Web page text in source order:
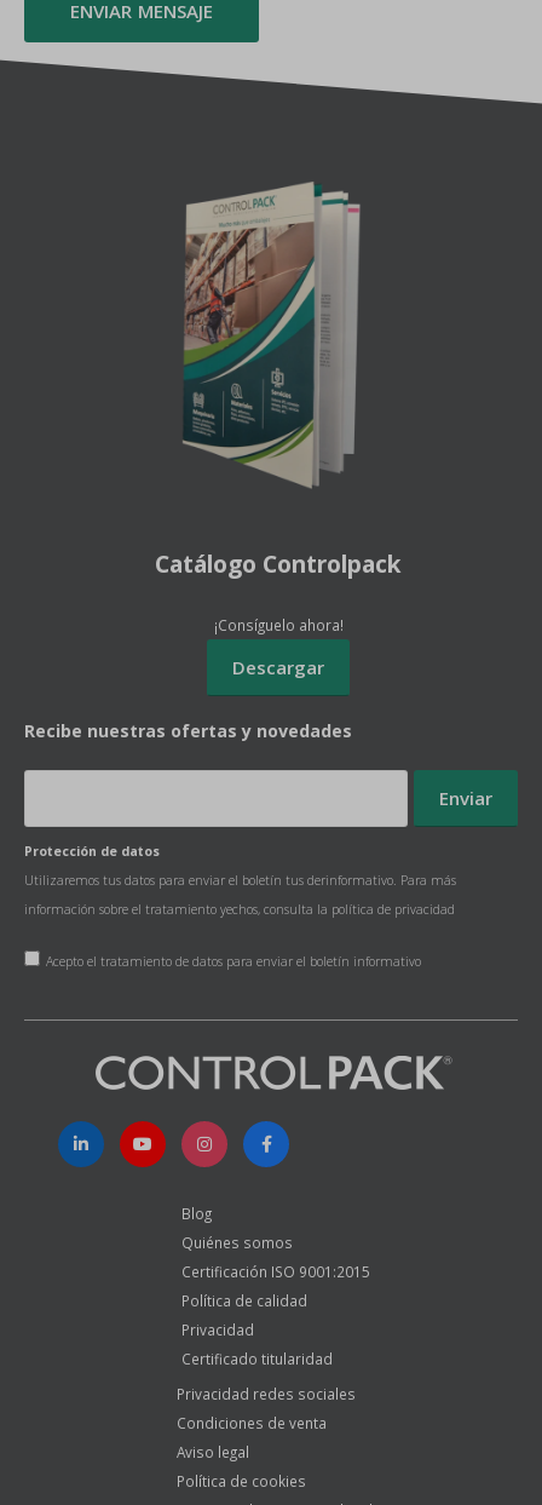
Recibe nuestras ofertas y novedades
Catálogo Controlpack
¡Consíguelo ahora!
Blog
Quiénes somos
Certificación ISO 9001:2015
Política de calidad
Privacidad
Certificado titularidad
Privacidad redes sociales
Condiciones de venta
Aviso legal
Política de cookies
Equipo Ciclismo Controlpack